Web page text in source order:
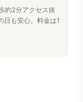
約2分アクセス抜
日も安心。料金は1